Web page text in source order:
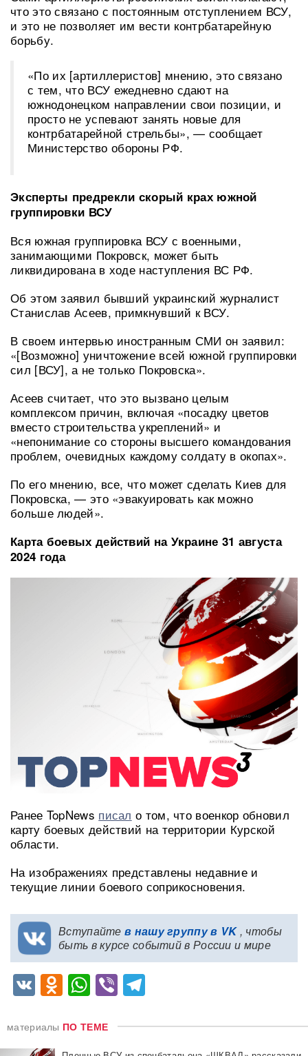
что это связано с постоянным отступлением ВСУ,
и это не позволяет им вести контрбатарейную
борьбу.
«По их [артиллеристов] мнению, это связано
с тем, что ВСУ ежедневно сдают на
южнодонецком направлении свои позиции, и
просто не успевают занять новые для
контрбатарейной стрельбы», — сообщает
Министерство обороны РФ.
Эксперты предрекли скорый крах южной
группировки ВСУ
Вся южная группировка ВСУ с военными,
занимающими Покровск, может быть
ликвидирована в ходе наступления ВС РФ.
Об этом заявил бывший украинский журналист
Станислав Асеев, примкнувший к ВСУ.
В своем интервью иностранным СМИ он заявил:
«[Возможно] уничтожение всей южной группировки
сил [ВСУ], а не только Покровска».
Асеев считает, что это вызвано целым
комплексом причин, включая «посадку цветов
вместо строительства укреплений» и
«непонимание со стороны высшего командования
проблем, очевидных каждому солдату в окопах».
По его мнению, все, что может сделать Киев для
Покровска, — это «эвакуировать как можно
больше людей».
Карта боевых действий на Украине 31 августа
2024 года
Ранее TopNews писал о том, что военкор обновил
карту боевых действий на территории Курской
области.
На изображениях представлены недавние и
текущие линии боевого соприкосновения.
Вступайте в нашу группу в VK, чтобы
быть в курсе событий в России и мире
VKOdnoklassniki
WhatsApp
Viber
материалы ПО ТЕМЕ